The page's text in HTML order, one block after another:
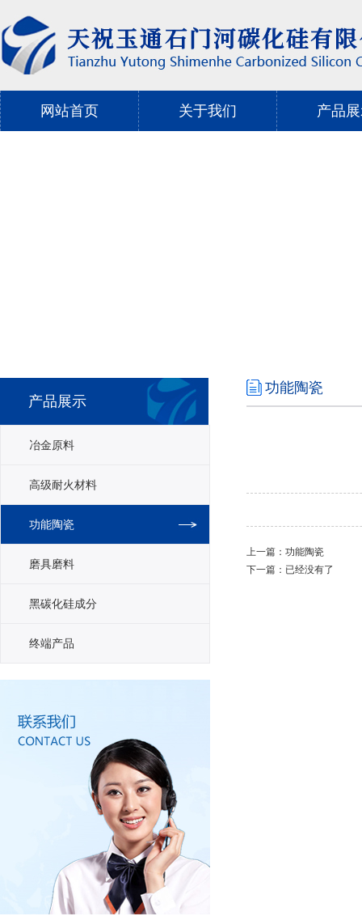
网站首页 关于我们 产品
产品展示
冶金原料
高级耐火材料
功能陶瓷
磨具磨料
黑碳化硅成分
终端产品
功能陶瓷
上一篇： 功能陶瓷
下一篇：已经没有了